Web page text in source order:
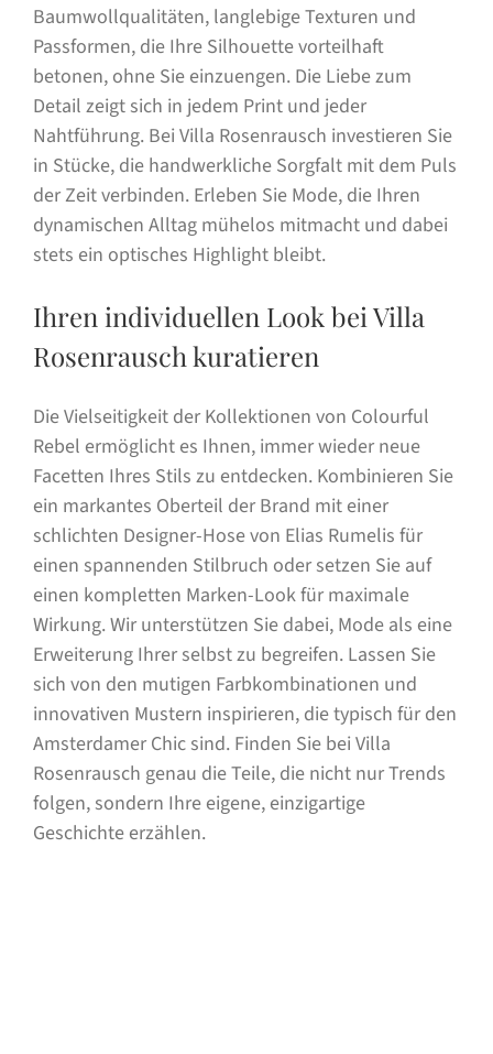
Baumwollqualitäten, langlebige Texturen und
Passformen, die Ihre Silhouette vorteilhaft
betonen, ohne Sie einzuengen. Die Liebe zum
Detail zeigt sich in jedem Print und jeder
Nahtführung. Bei Villa Rosenrausch investieren Sie
in Stücke, die handwerkliche Sorgfalt mit dem Puls
der Zeit verbinden. Erleben Sie Mode, die Ihren
dynamischen Alltag mühelos mitmacht und dabei
stets ein optisches Highlight bleibt.
Ihren individuellen Look bei Villa
Rosenrausch kuratieren
Die Vielseitigkeit der Kollektionen von Colourful
Rebel ermöglicht es Ihnen, immer wieder neue
Facetten Ihres Stils zu entdecken. Kombinieren Sie
ein markantes Oberteil der Brand mit einer
schlichten Designer-Hose von Elias Rumelis für
einen spannenden Stilbruch oder setzen Sie auf
einen kompletten Marken-Look für maximale
Wirkung. Wir unterstützen Sie dabei, Mode als eine
Erweiterung Ihrer selbst zu begreifen. Lassen Sie
sich von den mutigen Farbkombinationen und
innovativen Mustern inspirieren, die typisch für den
Amsterdamer Chic sind. Finden Sie bei Villa
Rosenrausch genau die Teile, die nicht nur Trends
folgen, sondern Ihre eigene, einzigartige
Geschichte erzählen.